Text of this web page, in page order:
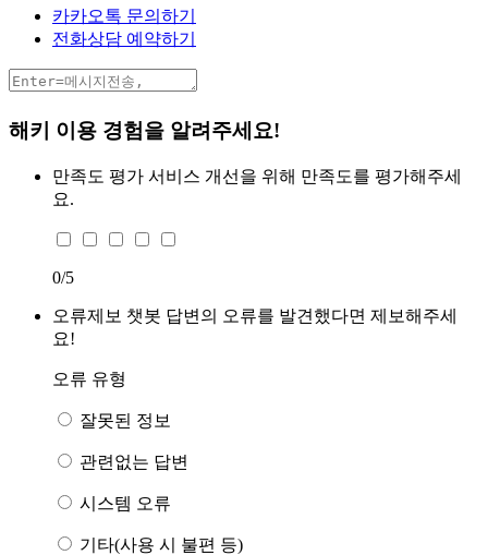
카카오톡 문의하기
전화상담 예약하기
해키 이용 경험을 알려주세요!
만족도 평가 서비스 개선을 위해 만족도를 평가해주세
요.
0/5
오류제보 챗봇 답변의 오류를 발견했다면 제보해주세
요!
오류 유형
잘못된 정보
관련없는 답변
시스템 오류
기타(사용 시 불편 등)